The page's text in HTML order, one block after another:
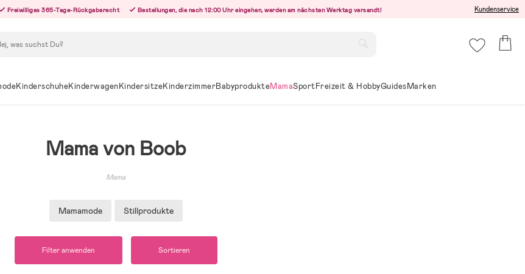
Freiwilliges 365-Tage-Rückgaberecht Bestellungen, die nach 12:00 Uhr eingehen, werden am nächsten Werktag versandt! Kundenservice
KinderschuheKinderwagenKindersitzeKinderzimmerBabyprodukteMamaSportFreizeit & HobbyGuidesMarken
Mama von Boob
Mama
Mamamode Stillprodukte
Filter anwenden Sortieren